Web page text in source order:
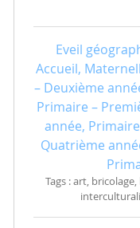
Eveil
Accueil,
– Deuxième
Primaire –
année,
Quatrième
Tags : art,